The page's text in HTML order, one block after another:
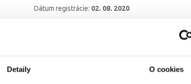
Detaily O cookies
Dátum registrácie: 02. 08. 2020